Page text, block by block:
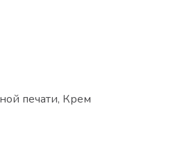
печати, Крем